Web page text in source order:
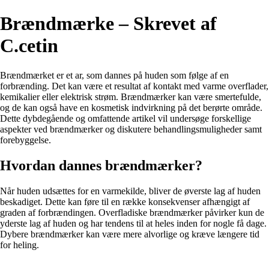
Brændmærke – Skrevet af
C.cetin
Brændmærket er et ar, som dannes på huden som følge af en
forbrænding. Det kan være et resultat af kontakt med varme overflader,
kemikalier eller elektrisk strøm. Brændmærker kan være smertefulde,
og de kan også have en kosmetisk indvirkning på det berørte område.
Dette dybdegående og omfattende artikel vil undersøge forskellige
aspekter ved brændmærker og diskutere behandlingsmuligheder samt
forebyggelse.
Hvordan dannes brændmærker?
Når huden udsættes for en varmekilde, bliver de øverste lag af huden
beskadiget. Dette kan føre til en række konsekvenser afhængigt af
graden af forbrændingen. Overfladiske brændmærker påvirker kun de
yderste lag af huden og har tendens til at heles inden for nogle få dage.
Dybere brændmærker kan være mere alvorlige og kræve længere tid
for heling.